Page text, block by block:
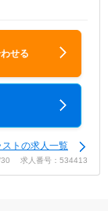
せる
トの求人一覧
30 求人番号：534413